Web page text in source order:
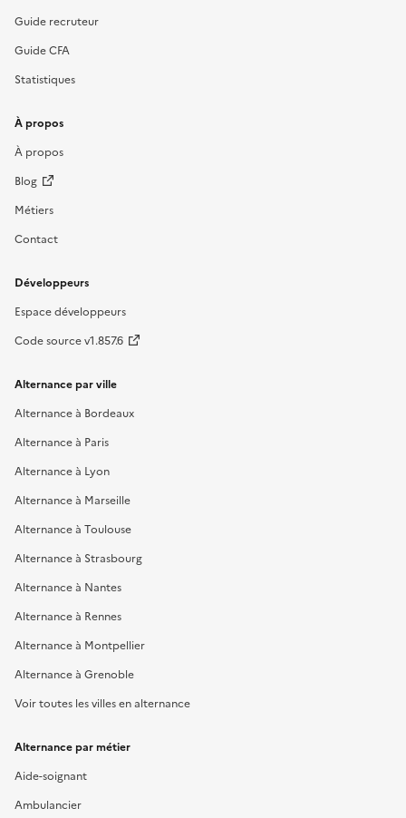
Guide recruteur
Guide CFA
Statistiques
À propos
À propos
Blog
Métiers
Contact
Développeurs
Espace développeurs
Code source v1.857.6
Alternance par ville
Alternance à Bordeaux
Alternance à Paris
Alternance à Lyon
Alternance à Marseille
Alternance à Toulouse
Alternance à Strasbourg
Alternance à Nantes
Alternance à Rennes
Alternance à Montpellier
Alternance à Grenoble
Voir toutes les villes en alternance
Alternance par métier
Aide-soignant
Ambulancier